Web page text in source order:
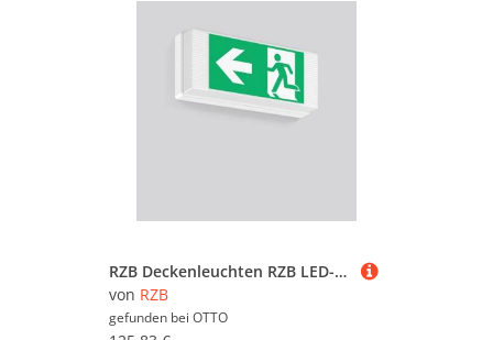
RZB Deckenleuchten RZB LED-Wand-u.Deckenleuchte 671792.002.3
von RZB
gefunden bei OTTO